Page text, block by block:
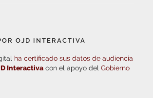
OJD INTERACTIVA
ha certificado sus datos de audiencia
Interactiva con el apoyo del Gobierno